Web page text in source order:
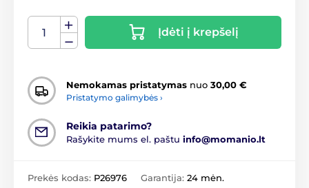
Įdėti į krepšelį
Nemokamas pristatymas nuo 30,00 €
Pristatymo galimybės ›
Reikia patarimo?
Rašykite mums el. paštu info@momanio.lt
Prekės kodas: P26976 Garantija: 24 mėn.